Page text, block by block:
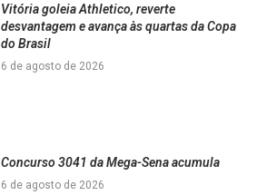
Vitória goleia Athletico, reverte
desvantagem e avança às quartas da Copa
do Brasil
6 de agosto de 2026
Concurso 3041 da Mega-Sena acumula
6 de agosto de 2026